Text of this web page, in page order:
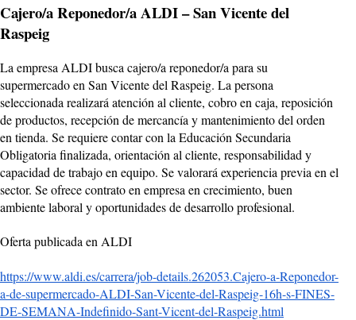
Cajero/a Reponedor/a ALDI – San Vicente del
Raspeig
La empresa ALDI busca cajero/a reponedor/a para su
supermercado en San Vicente del Raspeig. La persona
seleccionada realizará atención al cliente, cobro en caja, reposición
de productos, recepción de mercancía y mantenimiento del orden
en tienda. Se requiere contar con la Educación Secundaria
Obligatoria finalizada, orientación al cliente, responsabilidad y
capacidad de trabajo en equipo. Se valorará experiencia previa en el
sector. Se ofrece contrato en empresa en crecimiento, buen
ambiente laboral y oportunidades de desarrollo profesional.
Oferta publicada en ALDI
https://www.aldi.es/carrera/job-details.262053.Cajero-a-Reponedor-
a-de-supermercado-ALDI-San-Vicente-del-Raspeig-16h-s-FINES-
DE-SEMANA-Indefinido-Sant-Vicent-del-Raspeig.html